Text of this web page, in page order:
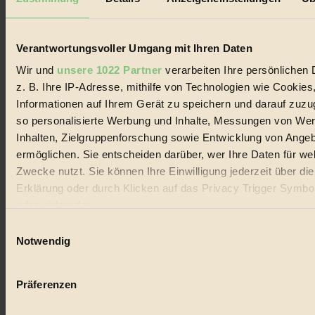
Verantwortungsvoller Umgang mit Ihren Daten
Wir und unsere 1022 Partner verarbeiten Ihre persönlichen
z. B. Ihre IP-Adresse, mithilfe von Technologien wie
Informationen auf Ihrem Gerät zu speichern und darauf
so personalisierte Werbung und Inhalte, Messungen von
Inhalten, Zielgruppenforschung sowie Entwicklung von
ermöglichen. Sie entscheiden darüber, wer Ihre Daten für
Zwecke nutzt. Sie können Ihre Einwilligung jederzeit über
Erklärung oder durch Klicken auf das Privacy Trigger
Wenn Sie es erlauben, würden wir auch gerne:
Ihr Gerät durch aktives Scannen nach bestimmten
Notwendig
Präferenzen
Biorama steht für einen nachhaltigen Lebensstil und bewussten
Lebenswandel. Es ist eine moderne Plattform für Ideen, Menschen
Handels mit Bioprodukten, des Fair-Trade sowie der Branche
alternativer Energien.
Social Media
22.601 Fans auf Facebook
3.415 Follower auf Twitter
Folge uns auf Instagram
Themen
Bio
Vegan